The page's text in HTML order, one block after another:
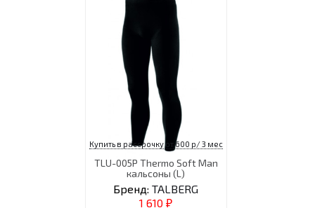
Купить в рассрочку от 600 р/ 3 мес
TLU-005P Thermo Soft Man
кальсоны (L)
Бренд: TALBERG
1 610 ₽